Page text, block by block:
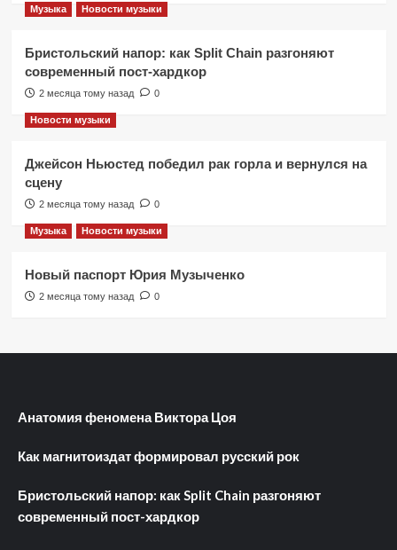
Музыка Новости музыки
Бристольский напор: как Split Chain разгоняют
современный пост-хардкор
2 месяца тому назад 0
Новости музыки
Джейсон Ньюстед победил рак горла и вернулся на
сцену
2 месяца тому назад 0
Музыка Новости музыки
Новый паспорт Юрия Музыченко
2 месяца тому назад 0
Анатомия феномена Виктора Цоя
Как магнитоиздат формировал русский рок
Бристольский напор: как Split Chain разгоняют
современный пост-хардкор